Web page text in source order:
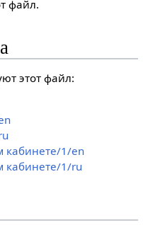
файл.
этот файл:
кабинете/1/en
кабинете/1/ru